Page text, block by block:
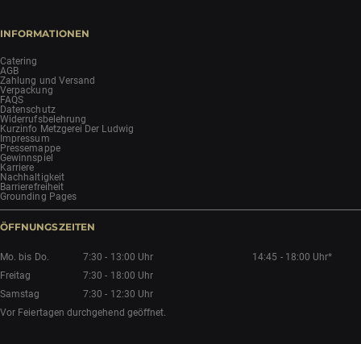
INFORMATIONEN
Catering
AGB
Zahlung und Versand
Verpackung
FAQS
Datenschutz
Widerrufsbelehrung
Kurzinfo Metzgerei Der Ludwig
Impressum
Pressemappe
Gewinnspiel
Karriere
Nachhaltigkeit
Barrierefreiheit
Grounding Pages
ÖFFNUNGSZEITEN
Mo. bis Do. 7:30 - 13:00 Uhr
14:45 - 18:00 Uhr*
Freitag
7:30 - 18:00 Uhr
Samstag
7:30 - 12:30 Uhr
Vor Feiertagen durchgehend geöffnet.